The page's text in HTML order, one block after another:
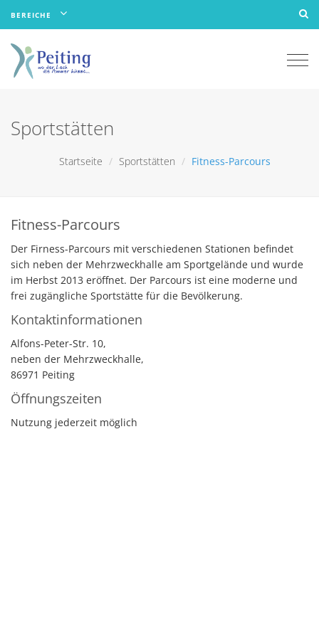
BEREICHE
Sportstätten
Startseite Sportstätten Fitness-Parcours
Fitness-Parcours
Der Firness-Parcours mit verschiedenen Stationen befindet
sich neben der Mehrzweckhalle am Sportgelände und wurde
im Herbst 2013 eröffnet. Der Parcours ist eine moderne und
frei zugängliche Sportstätte für die Bevölkerung.
Kontaktinformationen
Alfons-Peter-Str. 10,
neben der Mehrzweckhalle,
86971 Peiting
Öffnungszeiten
Nutzung jederzeit möglich